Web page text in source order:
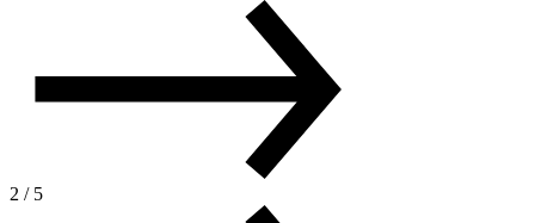
2 / 5